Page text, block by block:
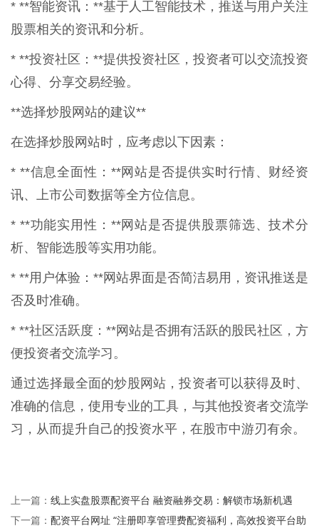
* **智能资讯：**基于人工智能技术，推送与用户关注
股票相关的资讯和分析。
* **投资社区：**提供投资社区，投资者可以交流投资
心得、分享交易经验。
**选择炒股网站的建议**
在选择炒股网站时，应考虑以下因素：
* **信息全面性：**网站是否提供实时行情、财经资
讯、上市公司数据等全方位信息。
* **功能实用性：**网站是否提供股票筛选、技术分
析、智能选股等实用功能。
* **用户体验：**网站界面是否简洁易用，资讯推送是
否及时准确。
* **社区活跃度：**网站是否拥有活跃的股民社区，方
便投资者交流学习。
通过选择最全面的炒股网站，投资者可以获得及时、
准确的信息，使用专业的工具，与其他投资者交流学
习，从而提升自己的投资水平，在股市中游刃有余。
上一篇： 线上实盘股票配资平台 融资融券交易：解锁市场新机遇
下一篇： 配资平台网址 “注册即享管理费配资福利，高效投资平台助